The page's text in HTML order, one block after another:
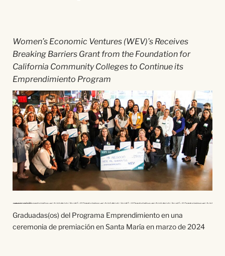
Women’s Economic Ventures (WEV)’s Receives
Breaking Barriers Grant from the Foundation for
California Community Colleges to Continue its
Emprendimiento Program
Graduadas(os) del Programa Emprendimiento en una
ceremonia de premiación en Santa María en marzo de 2024